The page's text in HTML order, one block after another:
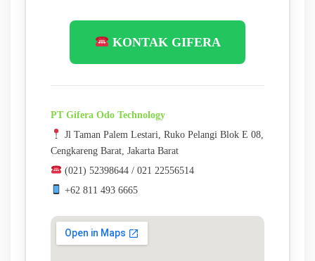
KONTAK GIFERA
PT Gifera Odo Technology
Jl Taman Palem Lestari, Ruko Pelangi Blok E 08,
Cengkareng Barat, Jakarta Barat
(021) 52398644 / 021 22556514
+62 811 493 6665